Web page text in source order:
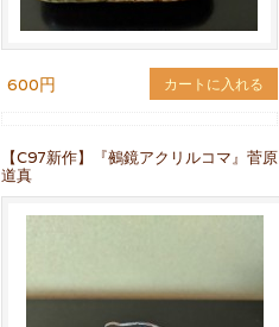
600円 カートに入れる
【C97新作】『鵺鏡アクリルコマ』菅原
道真